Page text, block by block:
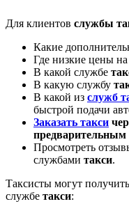
Для клиентов службы
Какие
Где низкие цены на
В какой службе
В какую службу
В какой из служб
быстрой подачи
Заказать такси
предварительным
Просмотреть
службами такси.
Таксисты могут
службе такси: